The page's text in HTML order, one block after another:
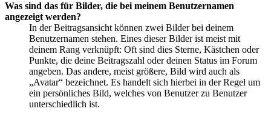
Was sind das für Bilder, die bei meinem Benutzernamen
angezeigt werden?
In der Beitragsansicht können zwei Bilder bei deinem
Benutzernamen stehen. Eines dieser Bilder ist meist mit
deinem Rang verknüpft: Oft sind dies Sterne, Kästchen oder
Punkte, die deine Beitragszahl oder deinen Status im Forum
angeben. Das andere, meist größere, Bild wird auch als
„Avatar“ bezeichnet. Es handelt sich hierbei in der Regel um
ein persönliches Bild, welches von Benutzer zu Benutzer
unterschiedlich ist.